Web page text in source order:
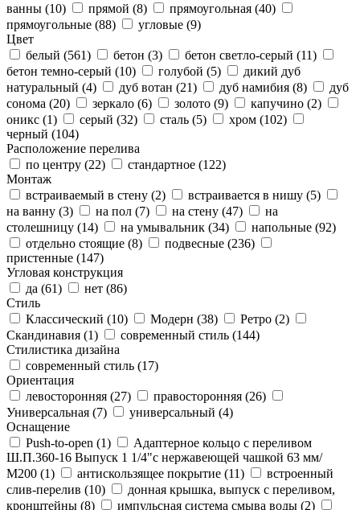
ванны (10) прямой (8) прямоугольная (40)
прямоугольные (88) угловые (9)
Цвет
белый (561) бетон (3) бетон светло-серый (11)
бетон темно-серый (10) голубой (5)
дикий дуб
натуральный (4) дуб вотан (21) дуб намибия (8)
дуб
сонома (20) зеркало (6) золото (9) капучино (2)
оникс (1) серый (32) сталь (5) хром (102)
черный (104)
Расположение перелива
по центру (22) стандартное (122)
Монтаж
встраиваемый в стену (2) встраивается в нишу (5)
на ванну (3) на пол (7) на стену (47)
на
столешницу (14) на умывальник (34) напольные (92)
отдельно стоящие (8) подвесные (236)
пристенные (147)
Угловая конструкция
да (61) нет (86)
Стиль
Классический (10) Модерн (38) Ретро (2)
Скандинавия (1) современный стиль (144)
Стилистика дизайна
современный стиль (17)
Ориентация
левосторонняя (27) правосторонняя (26)
Универсальная (7) универсальный (4)
Оснащение
Push-to-open (1)
Адаптерное кольцо с переливом
Ш.П.360-16 Выпуск 1 1/4"с нержавеющей чашкой 63 мм/
М200 (1) антискользящее покрытие (11)
встроенный
слив-перелив (10)
донная крышка, выпуск с переливом,
кронштейны (8) импульсная система смыва воды (2)